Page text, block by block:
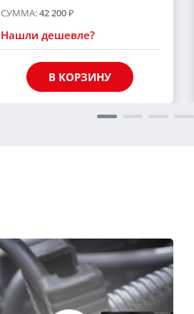
СУММА:42 200₽
Нашли дешевле?
В КОРЗИНУ